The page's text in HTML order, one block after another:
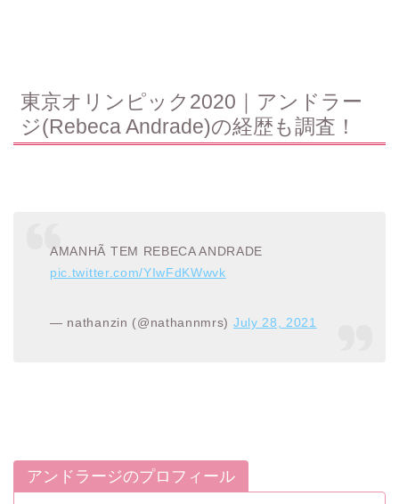
東京オリンピック2020｜アンドラー
ジ(Rebeca Andrade)の経歴も調査！
AMANHÃ TEM REBECA ANDRADE
pic.twitter.com/YIwFdKWwvk
— nathanzin (@nathannmrs) July 28, 2021
アンドラージのプロフィール